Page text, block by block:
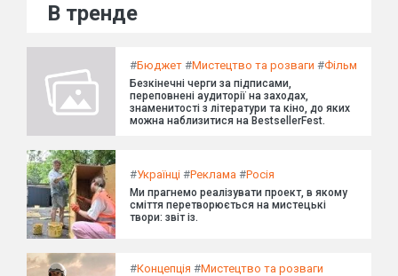
В тренде
#Бюджет #Мистецтво та розваги #Фільм
Безкінечні черги за підписами,
переповнені аудиторії на заходах,
знаменитості з літератури та кіно, до яких
можна наблизитися на BestsellerFest.
#Українці #Реклама #Росія
Ми прагнемо реалізувати проект, в якому
сміття перетворюється на мистецькі
твори: звіт із.
#Концепція #Мистецтво та розваги